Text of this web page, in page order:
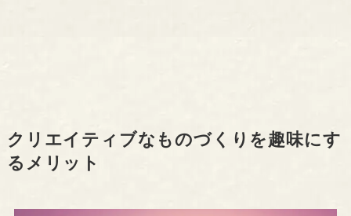
クリエイティブなものづくりを趣味にす
るメリット